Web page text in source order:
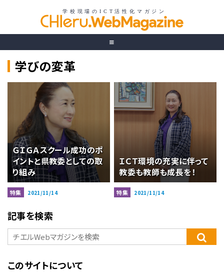
学びの変革
ＧＩＧＡスクール成功のポ
イントと県教委としての取
り組み
特集 2021/11/14
ＩＣＴ環境の充実に伴って
教委も教師も成長を！
特集 2021/11/14
記事を検索
このサイトについて